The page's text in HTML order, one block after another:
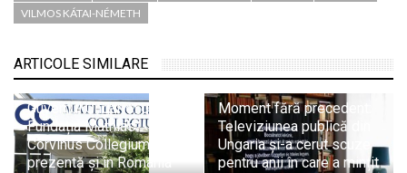
VILMOS KÁTAI-NÉMETH
ARTICOLE SIMILARE
Guvernul Ungariei dizolvă
Fundația Mathias
Corvinus Collegium,
prezentă și în România
Moment fără precedent:
Televiziunea publică din
Ungaria și-a cerut scuze
pentru anii în care a mințit